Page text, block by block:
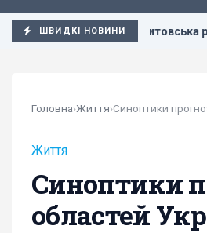
ШВИДКІ НОВИНИ
в Балтії, - литовська розвідка
Головна›Життя›
Життя
Синоптики
областей